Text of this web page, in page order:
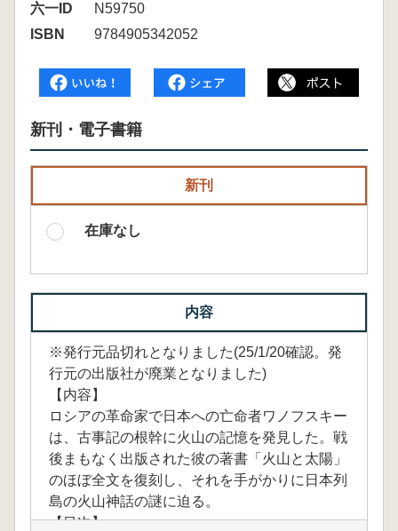
六一ID
N59750
ISBN
9784905342052
新刊・電子書籍
新刊
在庫なし
内容
※発行元品切れとなりました(25/1/20確認。発
行元の出版社が廃業となりました)
【内容】
ロシアの革命家で日本への亡命者ワノフスキー
は、古事記の根幹に火山の記憶を発見した。戦
後まもなく出版された彼の著書「火山と太陽」
のほぼ全文を復刻し、それを手がかりに日本列
島の火山神話の謎に迫る。
【目次】